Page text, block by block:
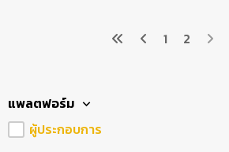
1 2
แพลตฟอร์ม
ผู้ประกอบการ